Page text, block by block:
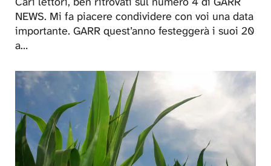
NEWS. Mi fa piacere condividere con voi una data
importante. GARR quest’anno festeggerà i suoi 20
a…